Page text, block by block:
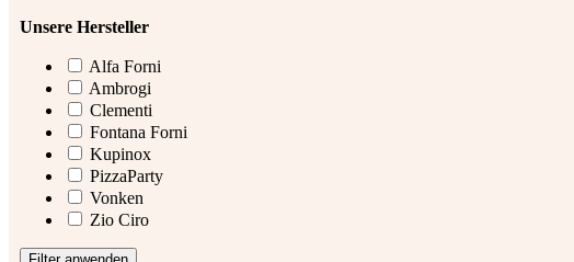
Unsere Hersteller
Alfa Forni
Ambrogi
Clementi
Fontana Forni
Kupinox
PizzaParty
Vonken
Zio Ciro